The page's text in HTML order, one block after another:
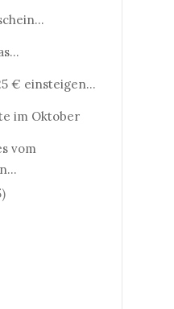
€ einsteigen...
im Oktober
vom